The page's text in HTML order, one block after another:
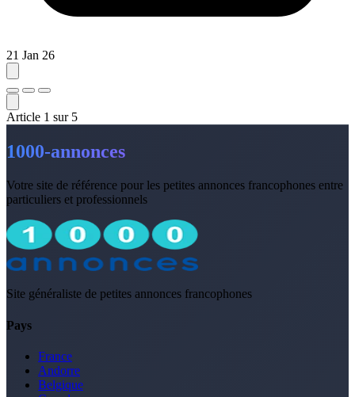
21 Jan 26
Article 1 sur 5
1000-annonces
Votre site de référence pour les petites annonces francophones entre
particuliers et professionnels
Site généraliste de petites annonces francophones
Pays
France
Andorre
Belgique